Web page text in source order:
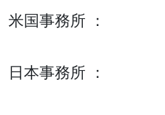
米国事務所 ：
日本事務所 ：